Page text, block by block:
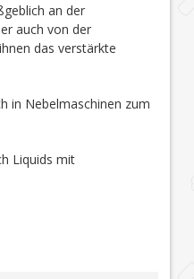
an der
auch von der
das verstärkte
in Nebelmaschinen zum
Liquids mit